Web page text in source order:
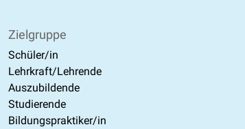
Zielgruppe
Schüler/in
Lehrkraft/Lehrende
Auszubildende
Studierende
Bildungspraktiker/in